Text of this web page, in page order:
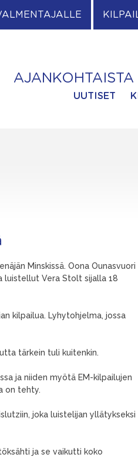
AJANKOHTAISTA
UUTISET
Minskissä. Oona Ounasvuori
luistellut Vera Stolt sijalla 18
kilpailua. Lyhytohjelma, jossa
tärkein tuli kuitenkin.
ja niiden myötä EM-kilpailujen
on tehty.
joka luistelijan yllätykseksi
ja se vaikutti koko